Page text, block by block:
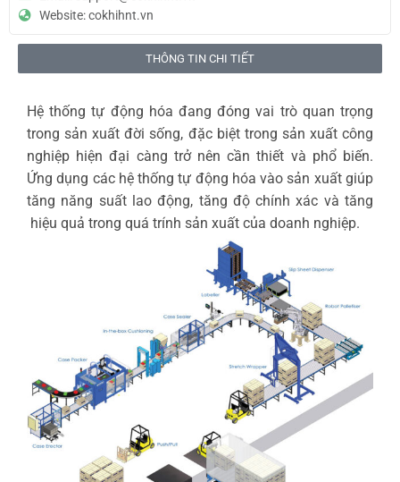
Website: cokhihnt.vn
THÔNG TIN CHI TIẾT
Hệ thống tự động hóa đang đóng vai trò quan trọng
trong sản xuất đời sống, đặc biệt trong sản xuất công
nghiệp hiện đại càng trở nên cần thiết và phổ biến.
Ứng dụng các hệ thống tự động hóa vào sản xuất giúp
tăng năng suất lao động, tăng độ chính xác và tăng
hiệu quả trong quá trính sản xuất của doanh nghiệp.